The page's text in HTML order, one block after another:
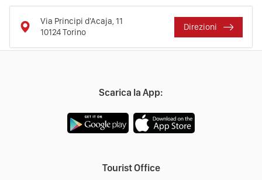
Via Principi d'Acaja, 11
10124Torino
Direzioni
Scarica la App:
Tourist Office